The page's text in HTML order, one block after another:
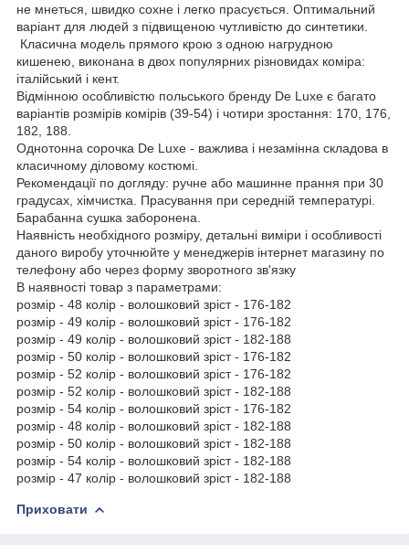
не мнеться, швидко сохне і легко прасується. Оптимальний
варіант для людей з підвищеною чутливістю до синтетики.
Класична модель прямого крою з одною нагрудною
кишенею, виконана в двох популярних різновидах коміра:
італійський і кент.
Відмінною особливістю польського бренду De Luxe є багато
варіантів розмірів комірів (39-54) і чотири зростання: 170, 176,
182, 188.
Однотонна сорочка De Luxe - важлива і незамінна складова в
класичному діловому костюмі.
Рекомендації по догляду: ручне або машинне прання при 30
градусах, хімчистка. Прасування при середній температурі.
Барабанна сушка заборонена.
Наявність необхідного розміру, детальні виміри і особливості
даного виробу уточнюйте у менеджерів інтернет магазину по
телефону або через форму зворотного зв'язку
В наявності товар з параметрами:
розмір - 48 колір - волошковий зріст - 176-182
розмір - 49 колір - волошковий зріст - 176-182
розмір - 49 колір - волошковий зріст - 182-188
розмір - 50 колір - волошковий зріст - 176-182
розмір - 52 колір - волошковий зріст - 176-182
розмір - 52 колір - волошковий зріст - 182-188
розмір - 54 колір - волошковий зріст - 176-182
розмір - 48 колір - волошковий зріст - 182-188
розмір - 50 колір - волошковий зріст - 182-188
розмір - 54 колір - волошковий зріст - 182-188
розмір - 47 колір - волошковий зріст - 182-188
Приховати